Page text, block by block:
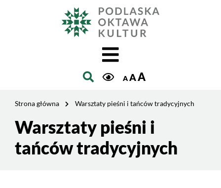
AAA
Strona główna Warsztaty pieśni i tańców tradycyjnych
Treść
stronyWarsztaty pieśni i
tańców tradycyjnych